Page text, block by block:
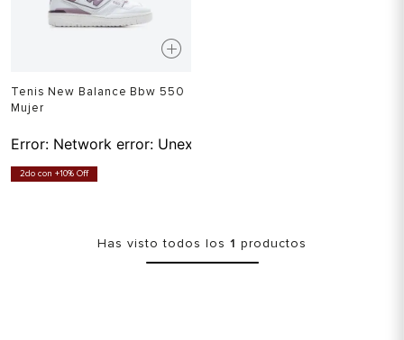
Tenis New Balance Bbw 550
Mujer
Error: Network error: Unexpected token T in JSON at
2do con +10% Off
Has visto todos los 1 productos